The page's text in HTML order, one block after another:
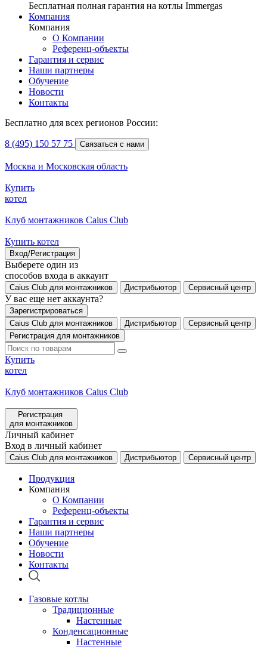
Бесплатная полная гарантия на котлы Immergas
Компания
Компания
О Компании
Референц-объекты
Гарантия и сервис
Наши партнеры
Обучение
Новости
Контакты
Бесплатно для всех регионов России:
8 (495) 150 57 75 Связаться с нами
Москва и Московская область
Купить
котел
Клуб монтажников Caius Club
Купить котел
Вход/Регистрация
Выберете один из
способов входа в аккаунт
Caius Club для монтажников Дистрибьютор Сервисный центр
У вас еще нет аккаунта?
Зарегистрироваться
Caius Club для монтажников
Дистрибьютор
Сервисный центр
Регистрация для монтажников
Купить
котел
Клуб монтажников Caius Club
Регистрация
для монтажников
Личный кабинет
Вход в личный кабинет
Caius Club для монтажников Дистрибьютор Сервисный центр
Продукция
Компания
О Компании
Референц-объекты
Гарантия и сервис
Наши партнеры
Обучение
Новости
Контакты
Газовые котлы
Традиционные
Настенные
Конденсационные
Настенные